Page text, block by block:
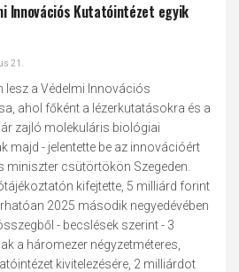
Innovációs Kutatóintézet egyik
21.
lesz a Védelmi Innovációs
ahol főként a lézerkutatásokra és a
zajló molekuláris biológiai
majd - jelentette be az innovációért
miniszter csütörtökön Szegeden.
kifejtette, 5 milliárd forint
2025 második negyedévében
- becslések szerint - 3
a háromezer négyzetméteres,
kivitelezésére, 2 milliárdot